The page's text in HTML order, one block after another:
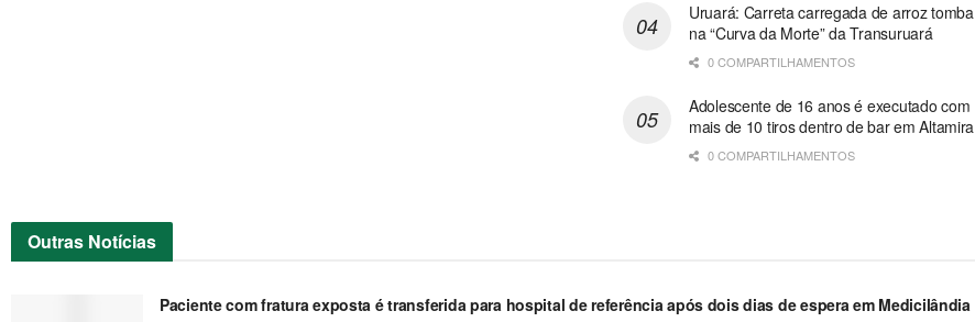
Uruará: Carreta carregada de arroz tomba
na “Curva da Morte” da Transuruará
0 COMPARTILHAMENTOS
Adolescente de 16 anos é executado com
mais de 10 tiros dentro de bar em Altamira
0 COMPARTILHAMENTOS
Outras Notícias
Paciente com fratura exposta é transferida para hospital de referência após dois dias de espera em Medicilândia